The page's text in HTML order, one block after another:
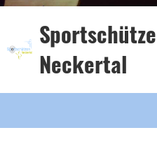
Neckertal